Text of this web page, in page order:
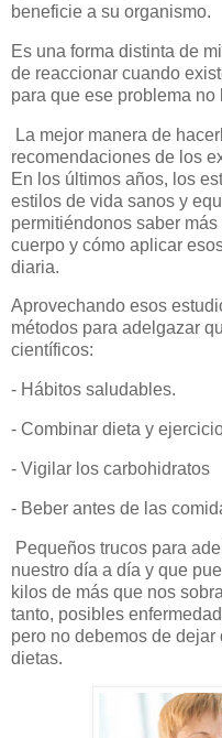
beneficie a su organismo.
Es una forma distinta de
de reaccionar cuando
para que ese problema no
La mejor manera de
recomendaciones de los
En los últimos años, los
estilos de vida sanos y
permitiéndonos saber
cuerpo y cómo aplicar
diaria.
Aprovechando esos
métodos para adelgazar
científicos:
- Hábitos saludables.
- Combinar dieta y
- Vigilar los carbohidratos
- Beber antes de las
Pequeños trucos para
nuestro día a día y que
kilos de más que nos
tanto, posibles
pero no debemos de dejar
dietas.